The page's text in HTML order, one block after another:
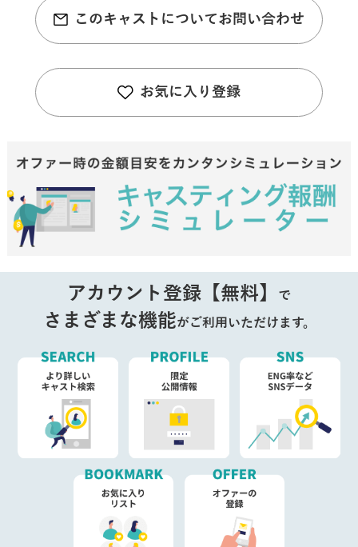
このキャストについてお問い合わせ
お気に入り登録
アカウント登録【無料】 で
さまざまな機能がご利用いただけます。